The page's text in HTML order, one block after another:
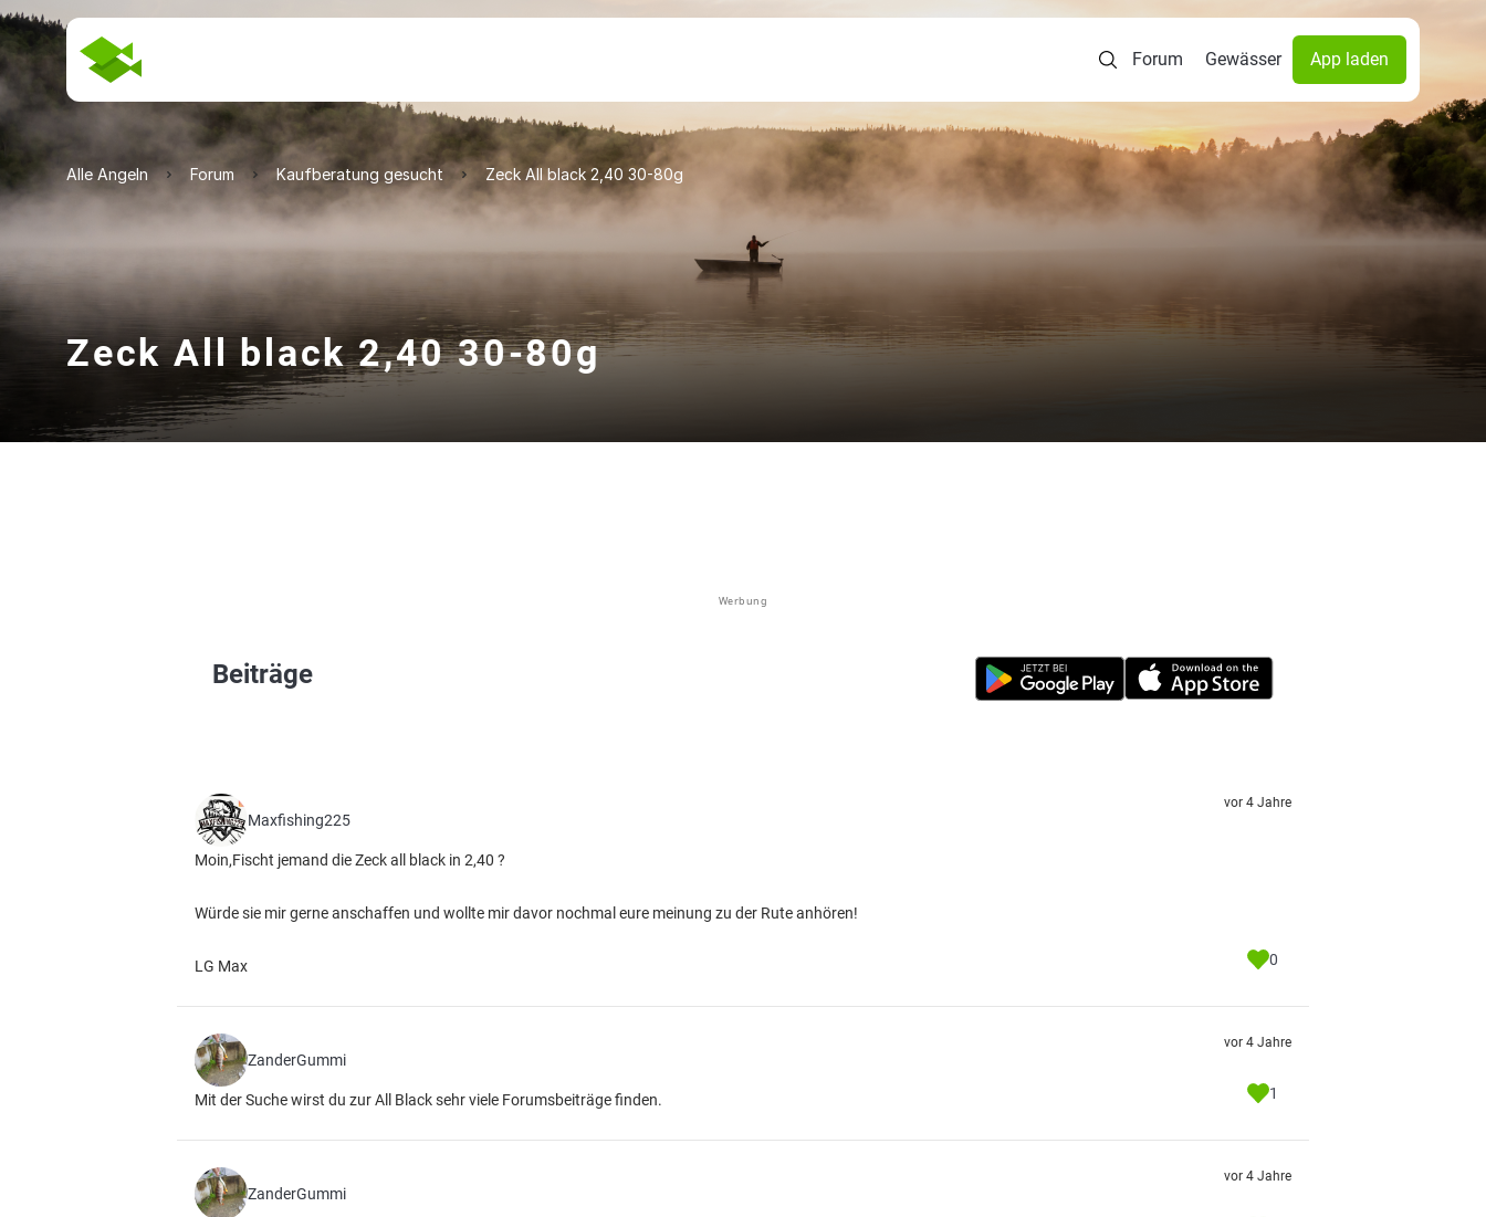
Forum Gewässer App laden
Alle Angeln Forum Kaufberatung gesucht Zeck All black 2,40 30-80g
Zeck All black 2,40 30-80g
Werbung
Beiträge
Maxfishing225
Moin,Fischt jemand die Zeck all black in 2,40 ?
Würde sie mir gerne anschaffen und wollte mir davor nochmal eure meinung zu der Rute anhören!
LG Max
vor 4 Jahre
0
ZanderGummi
Mit der Suche wirst du zur All Black sehr viele Forumsbeiträge finden.
vor 4 Jahre
1
ZanderGummi
vor 4 Jahre